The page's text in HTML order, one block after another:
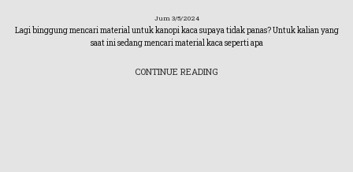
Jum 3/5/2024
Lagi binggung mencari material untuk kanopi kaca supaya tidak panas? Untuk kalian yang
saat ini sedang mencari material kaca seperti apa
CONTINUE READING